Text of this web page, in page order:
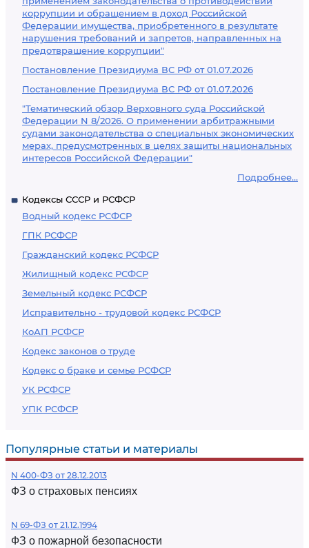
коррупции и обращением в доход Российской
Федерации имущества, приобретенного в результате
нарушения требований и запретов, направленных на
предотвращение коррупции"
Постановление Президиума ВС РФ от 01.07.2026
Постановление Президиума ВС РФ от 01.07.2026
"Тематический обзор Верховного суда Российской
Федерации N 8/2026. О применении арбитражными
судами законодательства о специальных экономических
мерах, предусмотренных в целях защиты национальных
интересов Российской Федерации"
Подробнее...
Кодексы СССР и РСФСР
Водный кодекс РСФСР
ГПК РСФСР
Гражданский кодекс РСФСР
Жилищный кодекс РСФСР
Земельный кодекс РСФСР
Исправительно - трудовой кодекс РСФСР
КоАП РСФСР
Кодекс законов о труде
Кодекс о браке и семье РСФСР
УК РСФСР
УПК РСФСР
Популярные статьи и материалы
N 400-ФЗ от 28.12.2013
ФЗ о страховых пенсиях
N 69-ФЗ от 21.12.1994
ФЗ о пожарной безопасности